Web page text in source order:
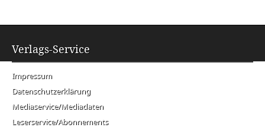
Verlags-Service
Impressum
Datenschutzerklärung
Mediaservice/Mediadaten
Leserservice/Abonnements